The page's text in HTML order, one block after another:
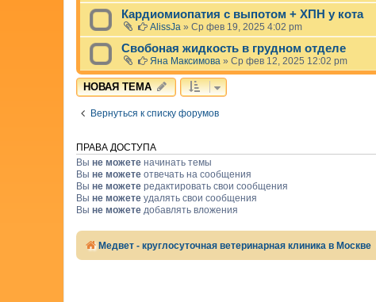
Кардиомиопатия с выпотом + ХПН у кота
AlissJa » Ср фев 19, 2025 4:02 pm
Свобоная жидкость в грудном отделе
Яна Максимова » Ср фев 12, 2025 12:02 pm
НОВАЯ ТЕМА
Вернуться к списку форумов
ПРАВА ДОСТУПА
Вы не можете начинать темы
Вы не можете отвечать на сообщения
Вы не можете редактировать свои сообщения
Вы не можете удалять свои сообщения
Вы не можете добавлять вложения
Медвет - круглосуточная ветеринарная клиника в Москве